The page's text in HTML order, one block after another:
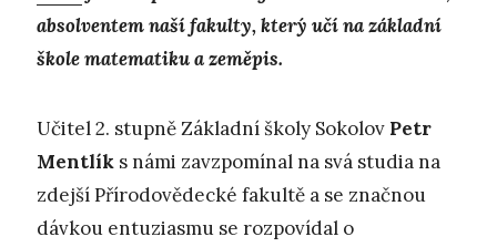
absolventem naší fakulty, který učí na základní
škole matematiku a zeměpis.
Učitel 2. stupně Základní školy Sokolov Petr
Mentlík s námi zavzpomínal na svá studia na
zdejší Přírodovědecké fakultě a se značnou
dávkou entuziasmu se rozpovídal o